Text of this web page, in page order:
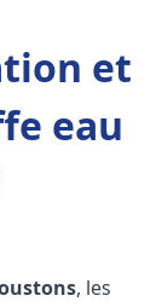
et
eau
, les